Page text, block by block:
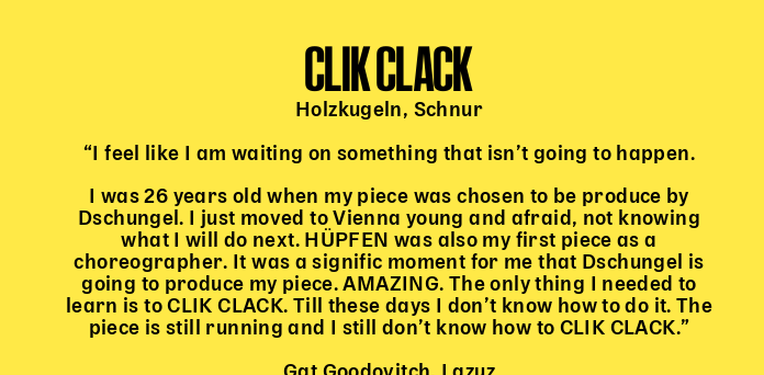
CLIK CLACK
Holzkugeln, Schnur
“I feel like I am waiting on something that isn’t going to happen.
I was 26 years old when my piece was chosen to be produce by
Dschungel. I just moved to Vienna young and afraid, not knowing
what I will do next. HÜPFEN was also my first piece as a
choreographer. It was a signific moment for me that Dschungel is
going to produce my piece. AMAZING. The only thing I needed to
learn is to CLIK CLACK. Till these days I don’t know how to do it. The
piece is still running and I still don’t know how to CLIK CLACK.”